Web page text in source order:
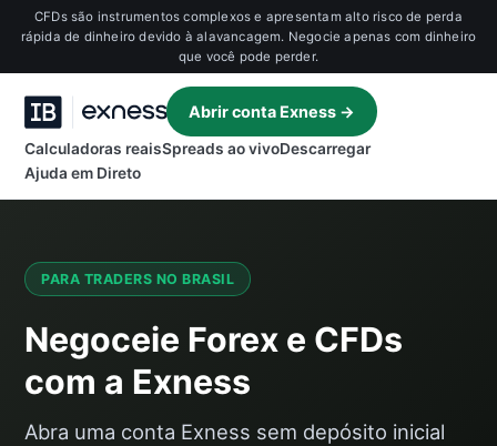
CFDs são instrumentos complexos e apresentam alto risco de perda
rápida de dinheiro devido à alavancagem. Negocie apenas com dinheiro
que você pode perder.
Calculadoras reaisSpreads ao vivoDescarregar
Ajuda em Direto
Abrir conta Exness →
PARA TRADERS NO BRASIL
Negoceie Forex e CFDs
com a Exness
Abra uma conta Exness sem depósito inicial